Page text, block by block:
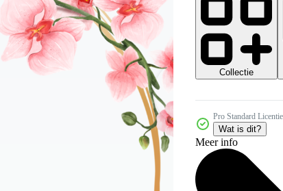
Collectie
Pro Standard Licentie
Wat is dit?
Meer info